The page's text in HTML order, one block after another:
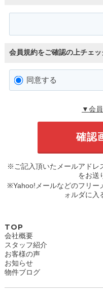
会員規約をご確認の上チェ
同意する
▼会
※ご記入頂いたメールアドレ
をお送
※Yahoo!メールなどのフリー
ォルダに入
TOP
会社概要
スタッフ紹介
お客様の声
お知らせ
物件ブログ